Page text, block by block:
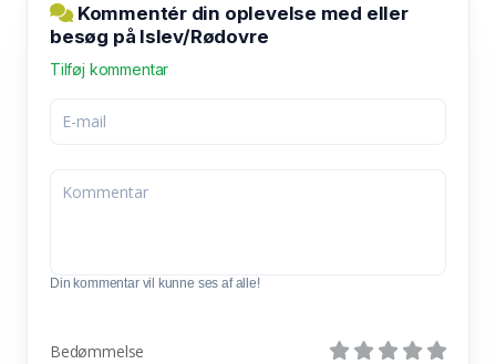
Kommentér din oplevelse med eller
besøg på Islev/Rødovre
Tilføj kommentar
Din kommentar vil kunne ses af alle!
Bedømmelse